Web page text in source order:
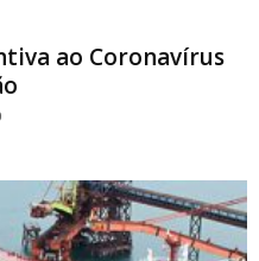
ao Coronavírus